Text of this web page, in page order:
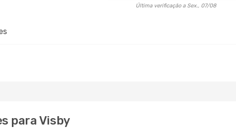
Última verificação a Sex., 07/08
para Visby